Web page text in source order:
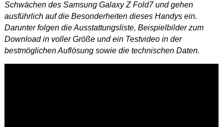
Schwächen des Samsung Galaxy Z Fold7 und gehen
ausführlich auf die Besonderheiten dieses Handys ein.
Darunter folgen die Ausstattungsliste, Beispielbilder zum
Download in voller Größe und ein Testvideo in der
bestmöglichen Auflösung sowie die technischen Daten.